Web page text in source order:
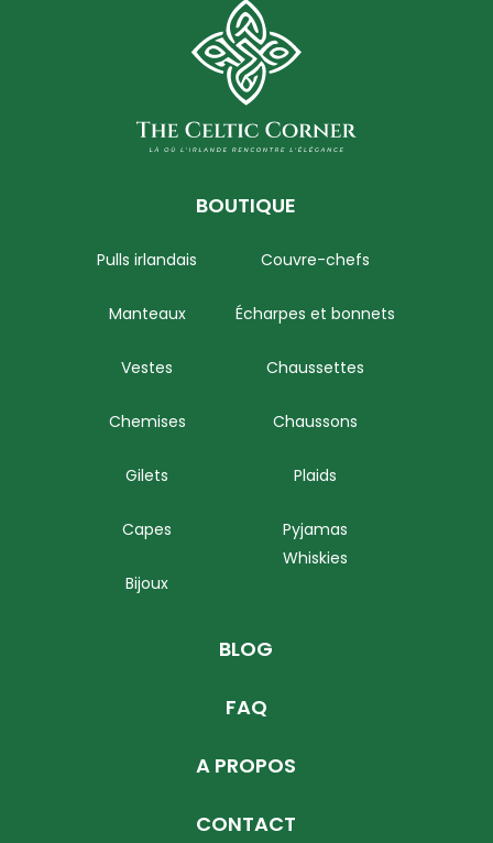
BOUTIQUE
Pulls irlandais
Manteaux
Vestes
Chemises
Gilets
Capes
Bijoux
Couvre-chefs
Écharpes et bonnets
Chaussettes
Chaussons
Plaids
Pyjamas
Whiskies
BLOG
FAQ
A PROPOS
CONTACT